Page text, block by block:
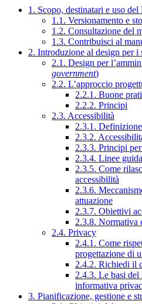
1. Scopo, destinatari e uso
1.1. Versionamento e
1.2. Consultazione del
1.3. Contribuisci al
2. Introduzione al design per
2.1. Design per
government)
2.2. L’approccio
2.2.1. Buone
2.2.2. Principi
2.3. Accessibilità
2.3.1. Definizione
2.3.2.
2.3.3. Principi
2.3.4. Linee
2.3.5. Come
accessibilità
2.3.6.
attuazione
2.3.7. Obiettivi
2.3.8. Normativa
2.4. Privacy
2.4.1. Come
progettazione di
2.4.2. Richiedi il
2.4.3. Le basi del
informativa
3. Pianificazione, gestione e